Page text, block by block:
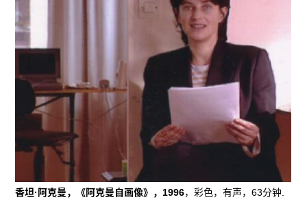
关注我们
香坦·阿克曼，《阿克曼自画像》，1996，彩色，有声，63分钟.